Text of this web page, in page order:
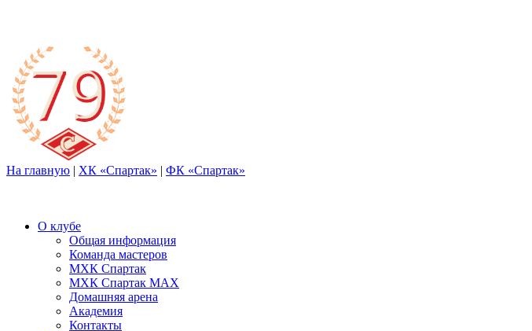
На главную | ХК «Спартак» | ФК «Спартак»
О клубе
Общая информация
Команда мастеров
МХК Спартак
МХК Спартак МАХ
Домашняя арена
Академия
Контакты